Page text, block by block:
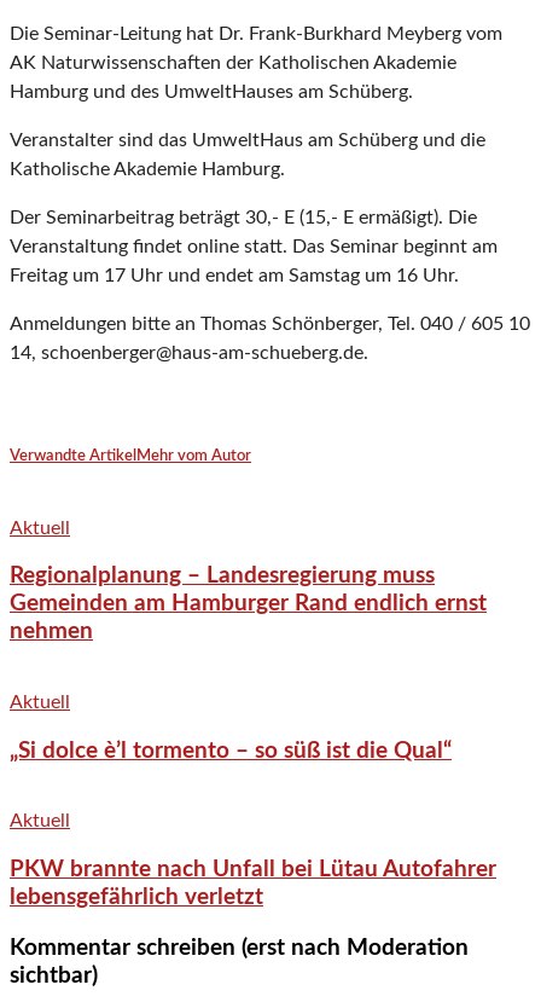
Die Seminar-Leitung hat Dr. Frank-Burkhard Meyberg vom
AK Naturwissenschaften der Katholischen Akademie
Hamburg und des UmweltHauses am Schüberg.
Veranstalter sind das UmweltHaus am Schüberg und die
Katholische Akademie Hamburg.
Der Seminarbeitrag beträgt 30,- E (15,- E ermäßigt). Die
Veranstaltung findet online statt. Das Seminar beginnt am
Freitag um 17 Uhr und endet am Samstag um 16 Uhr.
Anmeldungen bitte an Thomas Schönberger, Tel. 040 / 605 10
14, schoenberger@haus-am-schueberg.de.
Verwandte Artikel Mehr vom Autor
Aktuell
Regionalplanung – Landesregierung muss
Gemeinden am Hamburger Rand endlich ernst
nehmen
Aktuell
„Si dolce è’l tormento – so süß ist die Qual“
Aktuell
PKW brannte nach Unfall bei Lütau Autofahrer
lebensgefährlich verletzt
Kommentar schreiben (erst nach Moderation
sichtbar)